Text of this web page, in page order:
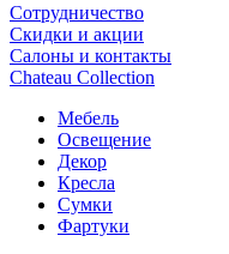
Сотрудничество
Скидки и акции
Салоны и контакты
Chateau Collection
Мебель
Освещение
Декор
Кресла
Сумки
Фартуки